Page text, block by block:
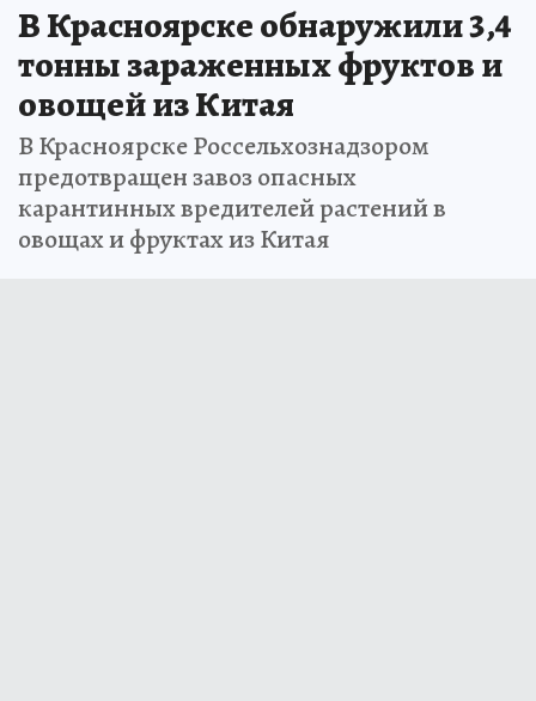
В Красноярске обнаружили 3,4
тонны зараженных фруктов и
овощей из Китая
В Красноярске Россельхознадзором
предотвращен завоз опасных
карантинных вредителей растений в
овощах и фруктах из Китая